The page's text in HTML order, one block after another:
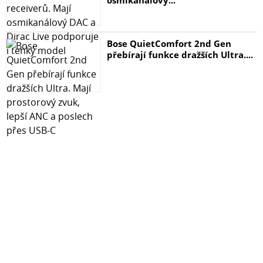
- hadřík z mikrovlákna
- samolepky k odstranění zbývajích nečistot
Bose QuietComfort 2nd Gen
přebírají funkce dražších Ultra....